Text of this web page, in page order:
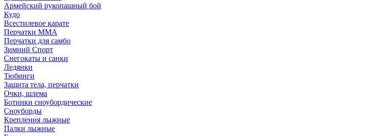
Армейский рукопашный бой
Кудо
Всестилевое карате
Перчатки MMA
Перчатки для самбо
Зимний Спорт
Снегокаты и санки
Ледянки
Тюбинги
Защита тела, перчатки
Очки, шлема
Ботинки сноубордические
Сноуборды
Крепления лыжные
Палки лыжные